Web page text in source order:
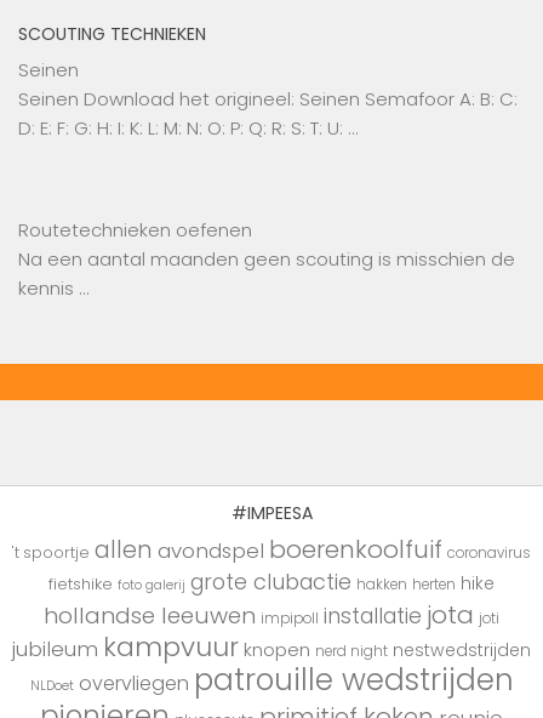
SCOUTING TECHNIEKEN
Seinen
Seinen Download het origineel: Seinen Semafoor A: B: C:
D: E: F: G: H: I: K: L: M: N: O: P: Q: R: S: T: U: …
Routetechnieken oefenen
Na een aantal maanden geen scouting is misschien de
kennis …
#IMPEESA
't spoortje allen avondspel boerenkoolfuif coronavirus
fietshike foto galerij grote clubactie hakken herten hike
hollandse leeuwen impipoll installatie jota joti
jubileum kampvuur knopen nerd night nestwedstrijden
NLDoet overvliegen patrouille wedstrijden